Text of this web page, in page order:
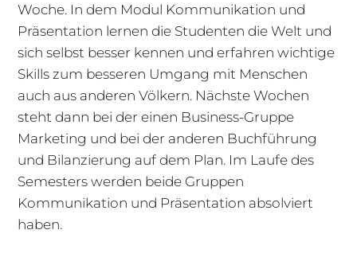
Woche. In dem Modul Kommunikation und
Präsentation lernen die Studenten die Welt und
sich selbst besser kennen und erfahren wichtige
Skills zum besseren Umgang mit Menschen
auch aus anderen Völkern. Nächste Wochen
steht dann bei der einen Business-Gruppe
Marketing und bei der anderen Buchführung
und Bilanzierung auf dem Plan. Im Laufe des
Semesters werden beide Gruppen
Kommunikation und Präsentation absolviert
haben.